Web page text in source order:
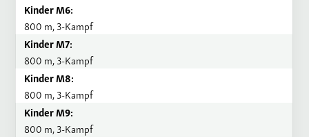
Kinder M6:
800 m, 3-Kampf
Kinder M7:
800 m, 3-Kampf
Kinder M8:
800 m, 3-Kampf
Kinder M9:
800 m, 3-Kampf